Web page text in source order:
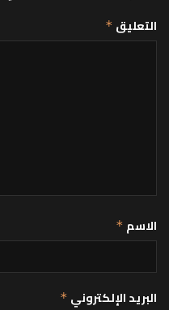
التعليق *
الاسم *
البريد الإلكتروني *